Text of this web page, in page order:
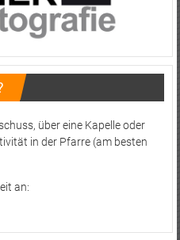
über eine Kapelle oder
in der Pfarre (am besten
an: